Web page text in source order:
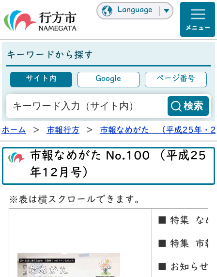
Language
キーワードから探す
サイト内 Google ページ番号
ホーム > 市報行方 > 市報なめがた （平成25年・
市報なめがた No.100 （平成25
年12月号）
※表は横スクロールできます。
■ 特集 なめ
■ 特集 市報
■ お知らせ